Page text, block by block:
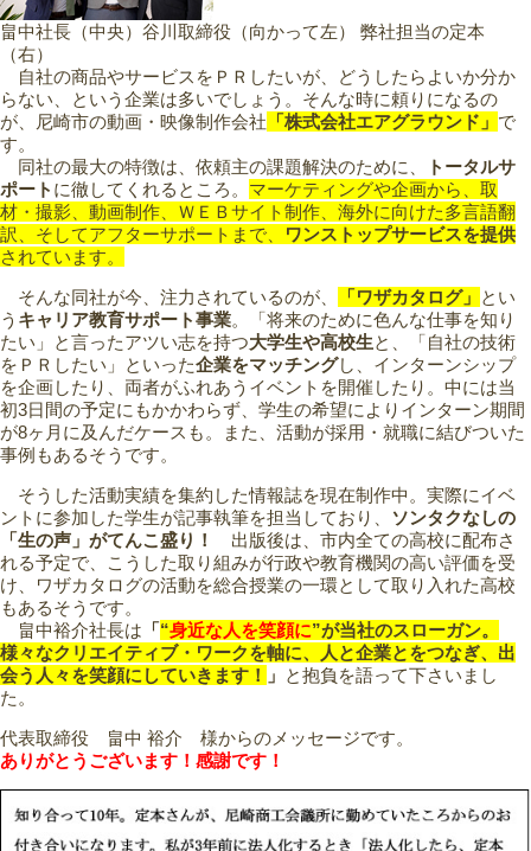
畠中社長（中央）谷川取締役（向かって左） 弊社担当の定本
（右）
自社の商品やサービスをＰＲしたいが、どうしたらよいか分か
らない、という企業は多いでしょう。そんな時に頼りになるの
が、尼崎市の動画・映像制作会社 「株式会社エアグラウンド」 で
す。
同社の最大の特徴は、依頼主の課題解決のために、
トータルサ
ポート に徹してくれるところ。 マーケティングや企画から、取
材・撮影、動画制作、ＷＥＢサイト制作、海外に向けた多言語翻
訳、そしてアフターサポートまで、
ワンストップサービスを提供
されています。
そんな同社が今、注力されているのが、
「ワザカタログ」 とい
う キャリア教育サポート事業。「将来のために色んな仕事を知り
たい」と言ったアツい志を持つ大学生や高校生と、「自社の技術
をＰＲしたい」といった企業をマッチングし、インターンシップ
を企画したり、両者がふれあうイベントを開催したり。中には当
初3日間の予定にもかかわらず、学生の希望によりインターン期間
が8ヶ月に及んだケースも。また、活動が採用・就職に結びついた
事例もあるそうです。
そうした活動実績を集約した情報誌を現在制作中。実際にイベ
ントに参加した学生が記事執筆を担当しており、
ソンタクなしの
「生の声」がてんこ盛り！
出版後は、市内全ての高校に配布さ
れる予定で、こうした取り組みが行政や教育機関の高い評価を受
け、ワザカタログの活動を総合授業の一環として取り入れた高校
もあるそうです。
畠中裕介社長は 「“身近な人を笑顔に”が当社のスローガン。
様々なクリエイティブ・ワークを軸に、人と企業とをつなぎ、出
会う人々を笑顔にしていきます！
」 と抱負を語って下さいまし
た。
代表取締役 畠中 裕介 様からのメッセージです。
ありがとうございます！感謝です！